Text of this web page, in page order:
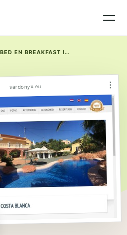
BED EN BREAKFAST IN CALPE COSTA BLANCA
sardonyx.eu ⋮